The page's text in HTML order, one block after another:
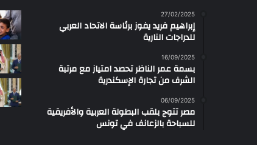
27/02/2025
إبراهيم فريد يفوز برئاسة الاتحاد العربي
للدراجات النارية
16/09/2025
بسمة عمر الناظر تحصد امتياز مع مرتبة
الشرف من تجارة الإسكندرية
06/09/2025
مصر تتوج بلقب البطولة العربية والأفريقية
للسباحة بالزعانف في تونس